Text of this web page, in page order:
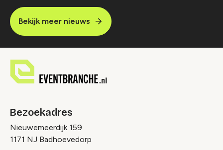
Bekijk meer nieuws
Bezoekadres
Nieuwemeerdijk 159
1171 NJ Badhoevedorp